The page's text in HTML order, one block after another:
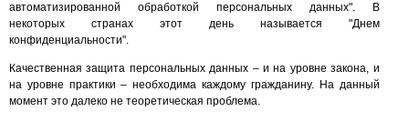
автоматизированной обработкой персональных данных". В
некоторых странах этот день называется "Днем
конфиденциальности".
Качественная защита персональных данных – и на уровне закона, и
на уровне практики – необходима каждому гражданину. На данный
момент это далеко не теоретическая проблема.